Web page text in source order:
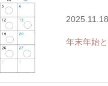
2025.11.18
年末年始